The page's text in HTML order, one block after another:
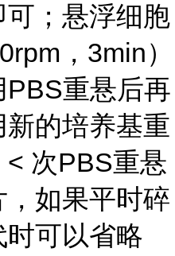
；悬浮细胞
，3min）
重悬后再
的培养基重
次PBS重悬
如果平时碎
时可以省略